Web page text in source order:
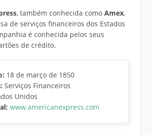
, também conhecida como Amex,
de serviços financeiros dos Estados
é conhecida pelos seus
de crédito.
18 de março de 1850
Serviços Financeiros
Unidos
www.americanexpress.com